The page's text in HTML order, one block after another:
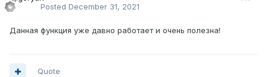
Posted December 31, 2021
Данная функция уже давно работает и очень полезна!
Quote